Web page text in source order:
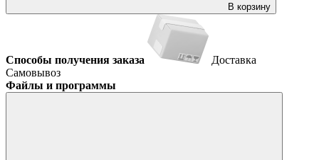
В корзину
Способы получения заказа
Доставка
Самовывоз
Файлы и программы